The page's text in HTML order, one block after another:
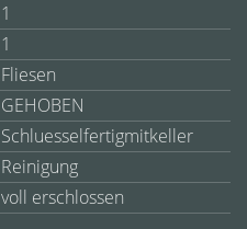
1
1
Fliesen
GEHOBEN
Schluesselfertigmitkeller
Reinigung
voll erschlossen